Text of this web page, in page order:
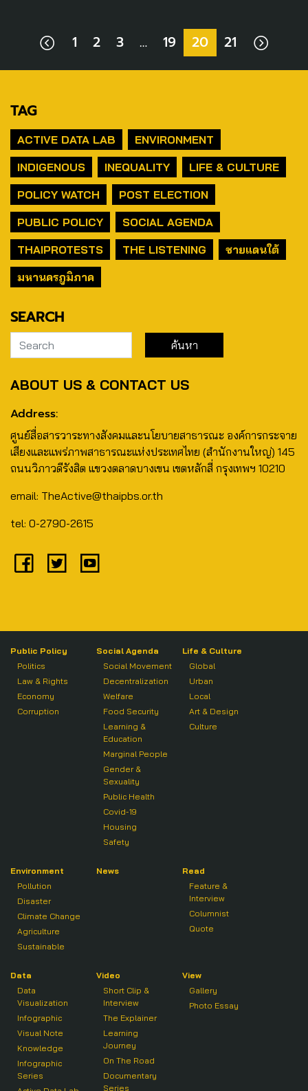
1 2 3 … 19 20 21
TAG
ACTIVE DATA LAB
ENVIRONMENT
INDIGENOUS
INEQUALITY
LIFE & CULTURE
POLICY WATCH
POST ELECTION
PUBLIC POLICY
SOCIAL AGENDA
THAIPROTESTS
THE LISTENING
ชายแดนใต้
มหานครภูมิภาค
SEARCH
ABOUT US & CONTACT US
Address:
ศูนย์สื่อสารวาระทางสังคมและนโยบายสาธารณะ องค์การกระจาย
เสียงและแพร่ภาพสาธารณะแห่งประเทศไทย (สำนักงานใหญ่) 145
ถนนวิภาวดีรังสิต แขวงตลาดบางเขน เขตหลักสี่ กรุงเทพฯ 10210
email: TheActive@thaipbs.or.th
tel: 0-2790-2615
Public Policy
Politics
Law & Rights
Economy
Corruption
Social Agenda
Social Movement
Decentralization
Welfare
Food Security
Learning &
Education
Marginal People
Gender &
Sexuality
Public Health
Covid-19
Housing
Safety
Life & Culture
Global
Urban
Local
Art & Design
Culture
Environment
Pollution
Disaster
Climate Change
Agriculture
Sustainable
News
Read
Feature &
Interview
Columnist
Quote
Data
Data
Visualization
Infographic
Visual Note
Knowledge
Infographic
Series
Video
Short Clip &
Interview
The Explainer
Learning
Journey
On The Road
Documentary
Series
View
Gallery
Photo Essay